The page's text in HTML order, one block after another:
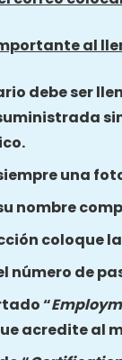
al
debe ser
una
nombre
coloque
número de
“
acredite al